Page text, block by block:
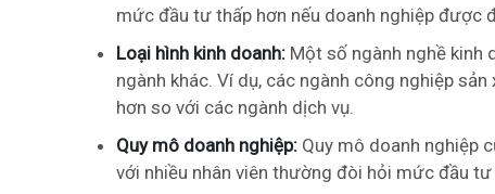
mức đầu tư thấp hơn nếu doanh nghiệp được
Loại hình kinh doanh: Một số ngành nghề kinh
ngành khác. Ví dụ, các ngành công nghiệp
hơn so với các ngành dịch vụ.
Quy mô doanh nghiệp: Quy mô doanh nghiệp
với nhiều nhân viên thường đòi hỏi mức đầu tư